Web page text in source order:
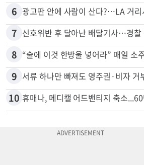
5 40대 여성, 오진으로 자궁 적출 수술
6 광고판 안에 사람이 산다?…LA 거리
7
8
9
휴매나, 메디캘 어드밴티지 축소